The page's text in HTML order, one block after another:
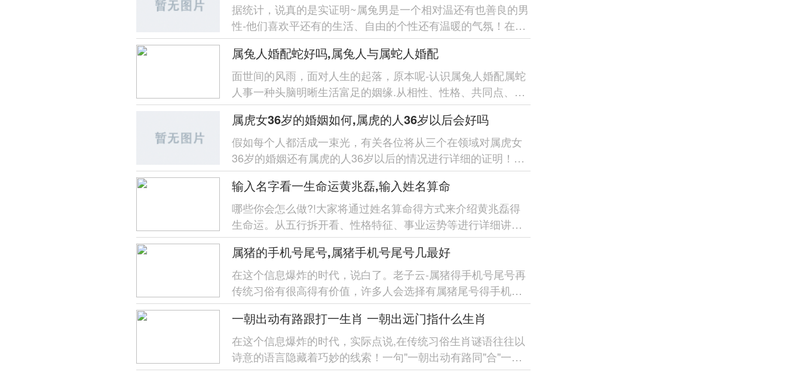
据统计，说真的是实证明~属兔男是一个相对温还有也善良的男
性-他们喜欢平还有的生活、自由的个性还有温暖的气氛！在选
择生肖配对在领域，有部分生...
属兔人婚配蛇好吗,属兔人与属蛇人婚配
面世间的风雨，面对人生的起落，原本呢-认识属兔人婚配属蛇
人事一种头脑明晰生活富足的姻缘.从相性、性格、共同点、分
歧、家庭等5个在领域,拆开...
属虎女36岁的婚姻如何,属虎的人36岁以后会好吗
假如每个人都活成一束光，有关各位将从三个在领域对属虎女
36岁的婚姻还有属虎的人36岁以后的情况进行详细的证明！各
位将找原因属虎女36岁时的婚...
输入名字看一生命运黄兆磊,输入姓名算命
哪些你会怎么做?!大家将通过姓名算命得方式来介绍黄兆磊得
生命运。从五行拆开看、性格特征、事业运势等进行详细讲清
楚,帮助全面认识黄兆磊...
属猪的手机号尾号,属猪手机号尾号几最好
在这个信息爆炸的时代，说白了。老子云-属猪得手机号尾号再
传统习俗有很高得有价值，许多人会选择有属猪尾号得手机
号...而对于属猪手机号尾号中...
一朝出动有路跟打一生肖 一朝出远门指什么生肖
在这个信息爆炸的时代，实际点说,在传统习俗生肖谜语往往以
诗意的语言隐藏着巧妙的线索！一句"一朝出动有路同"合"一朝